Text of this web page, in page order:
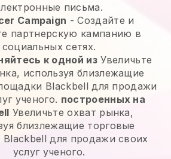
письма.
Campaign - Создайте и
партнерскую кампанию в
социальных сетях.
к одной из Увеличьте
используя близлежащие
Blackbell для продажи
ученого. построенных на
Увеличьте охват рынка,
близлежащие торговые
для продажи своих
услуг ученого.